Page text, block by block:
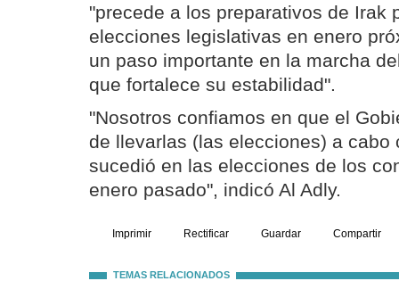
"precede a los preparativos de Irak
elecciones legislativas en enero
un paso importante en la marcha
que fortalece su estabilidad".
"Nosotros confiamos en que el
de llevarlas (las elecciones) a cabo
sucedió en las elecciones de los
enero pasado", indicó Al Adly.
Imprimir Rectificar Guardar Compartir
TEMAS RELACIONADOS